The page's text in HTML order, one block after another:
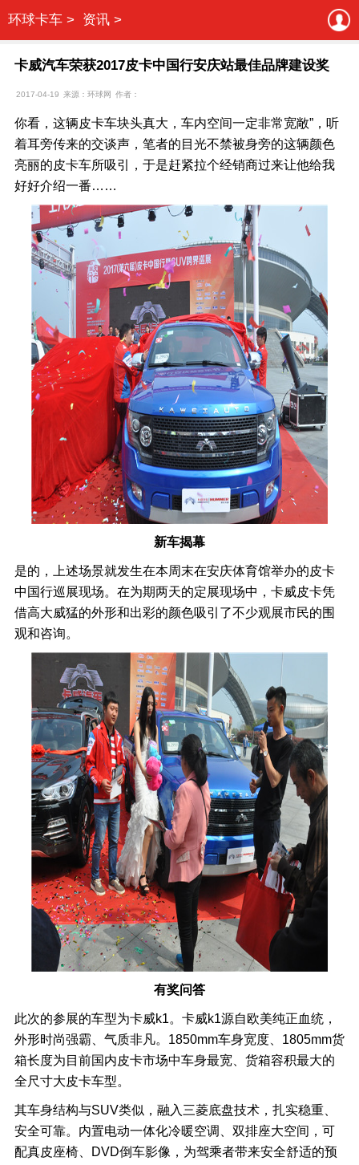
环球卡车 > 资讯 >
卡威汽车荣获2017皮卡中国行安庆站最佳品牌建设奖
2017-04-19 来源：环球网 作者：
你看，这辆皮卡车块头真大，车内空间一定非常宽敞”，听
着耳旁传来的交谈声，笔者的目光不禁被身旁的这辆颜色
亮丽的皮卡车所吸引，于是赶紧拉个经销商过来让他给我
好好介绍一番……
新车揭幕
是的，上述场景就发生在本周末在安庆体育馆举办的皮卡
中国行巡展现场。在为期两天的定展现场中，卡威皮卡凭
借高大威猛的外形和出彩的颜色吸引了不少观展市民的围
观和咨询。
有奖问答
此次的参展的车型为卡威k1。卡威k1源自欧美纯正血统，
外形时尚强霸、气质非凡。1850mm车身宽度、1805mm货
箱长度为目前国内皮卡市场中车身最宽、货箱容积最大的
全尺寸大皮卡车型。
其车身结构与SUV类似，融入三菱底盘技术，扎实稳重、
安全可靠。内置电动一体化冷暖空调、双排座大空间，可
配真皮座椅、DVD倒车影像，为驾乘者带来安全舒适的预